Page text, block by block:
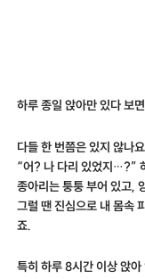
하루 종일 앉아만 있다 보
다들 한 번쯤은 있지 않나
“어? 나 다리 있었지…?”
종아리는 퉁퉁 부어 있고,
그럴 땐 진심으로 내 몸속
죠.
특히 하루 8시간 이상 앉